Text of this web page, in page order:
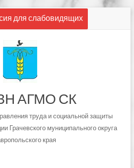
для слабовидящих
АГМО СК
труда и социальной защиты
Грачевского муниципального округа
края